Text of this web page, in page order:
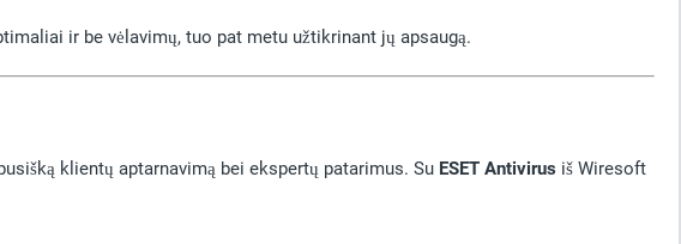
ir be vėlavimų, tuo pat metu užtikrinant jų apsaugą.
klientų aptarnavimą bei ekspertų patarimus. Su ESET Antivirus iš Wiresoft